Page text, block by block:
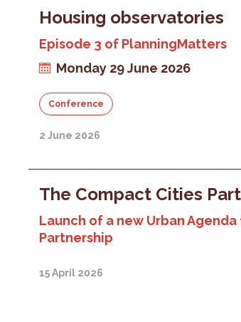
Housing observatories
Episode 3 of PlanningMatters
Monday 29 June 2026
Conference
2 June 2026
The Compact Cities
Launch of a new Urban Agenda
Partnership
15 April 2026